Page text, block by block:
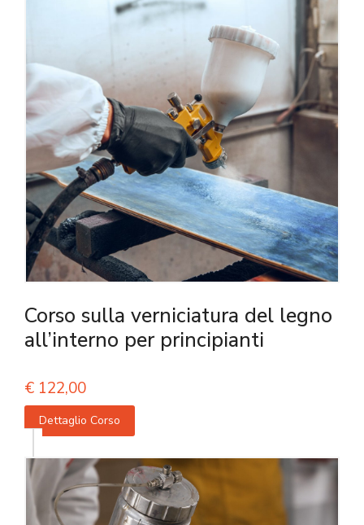
Corso sulla verniciatura del legno
all’interno per principianti
€ 122,00
Dettaglio Corso